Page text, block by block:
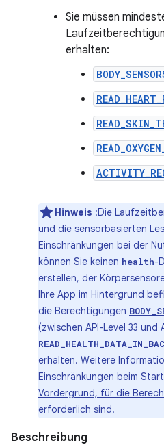
Sie müssen
erhalten:
Hinweis :Die
und die sensorbasierten
Einschränkungen bei der
können Sie keinen health-
erstellen, der
Ihre App im Hintergrund
die Berechtigungen
(zwischen API-Level 33 und
erhalten. Weitere
Einschränkungen beim
Vordergrund, für die
erforderlich sind.
Beschreibung